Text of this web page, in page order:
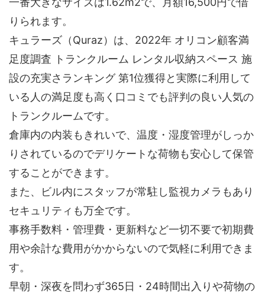
りられます。
キュラーズ（Quraz）は、2022年 オリコン顧客満
足度調査 トランクルーム レンタル収納スペース 施
設の充実さランキング 第1位獲得と実際に利用して
いる人の満足度も高く口コミでも評判の良い人気の
トランクルームです。
倉庫内の内装もきれいで、温度・湿度管理がしっか
りされているのでデリケートな荷物も安心して保管
することができます。
また、ビル内にスタッフが常駐し監視カメラもあり
セキュリティも万全です。
事務手数料・管理費・更新料など一切不要で初期費
用や余計な費用がかからないので気軽に利用できま
す。
早朝・深夜を問わず365日・24時間出入りや荷物の